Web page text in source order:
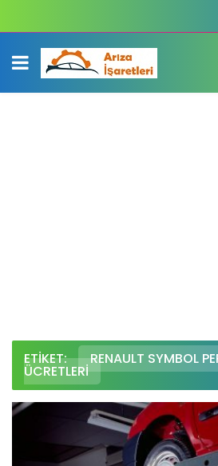
ETIKET: RENAULT SYMBOL
ÜCRETLERI